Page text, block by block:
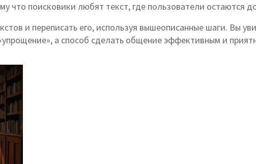
что поисковики любят текст, где пользователи остаются
и переписать его, используя вышеописанные шаги. Вы
а способ сделать общение эффективным и